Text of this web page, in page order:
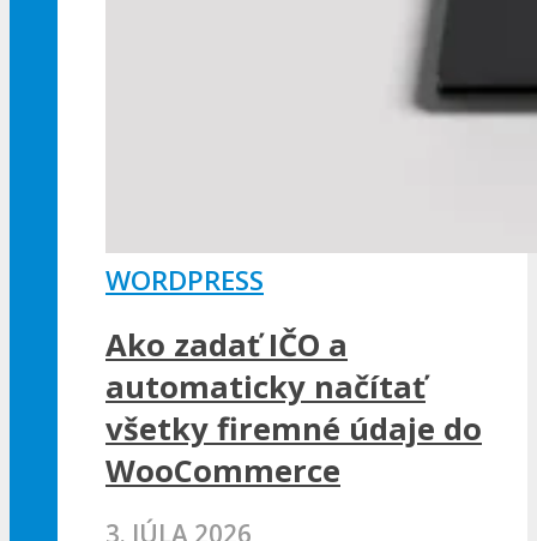
WORDPRESS
Ako zadať IČO a
automaticky načítať
všetky firemné údaje do
WooCommerce